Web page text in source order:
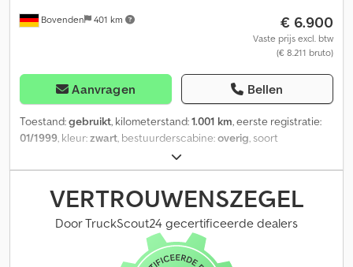
Bovenden 401 km € 6.900
Vaste prijs excl. btw
(€ 8.211 bruto)
Aanvragen Bellen
Toestand:gebruikt, kilometerstand:1.001 km, eerste registratie:
01/1999, kleur:zwart, bestuurderscabine:overig, soort
, Bouwjaar:1999
Chedpfoi Rrzdsx Aa Toa Opbouw: Hiab Multilift haaksysteem type
LHT190.46 met knikarm, geschikt voor containers tot 5,6 m.
Gedemonteerd van DAIMLER-BENZ Actros 1831 L 4x2 met een
wielbasis van 4.800 mm! Buitenbreedte chassis 870 mm.
INFORMATIE OVER ACCESSOIRES ZONDER GARANTIE, wijzigingen,
tussentijdse verkoop en vergissingen voorbehouden!
VERTROUWENSZEGEL
Door TruckScout24 gecertificeerde dealers